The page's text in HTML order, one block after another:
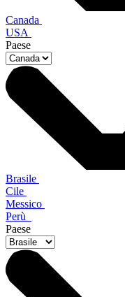
Canada
USA
Paese
Brasile
Cile
Messico
Perù
Paese